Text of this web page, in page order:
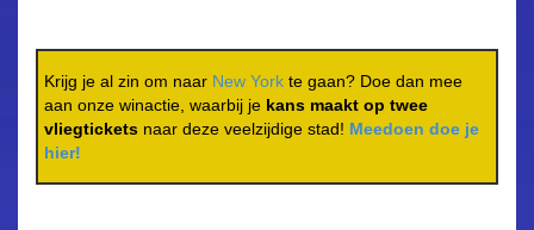
Krijg je al zin om naar New York te gaan? Doe dan mee
aan onze winactie, waarbij je kans maakt op twee
vliegtickets naar deze veelzijdige stad! Meedoen doe je
hier!